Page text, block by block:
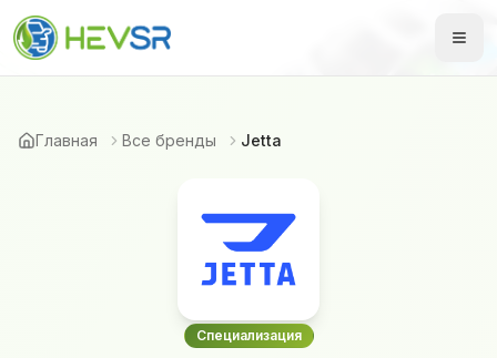
Главная Все бренды Jetta
Специализация